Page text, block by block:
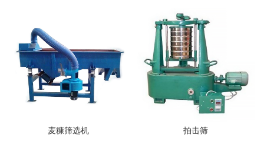
麦糠筛选机 拍击筛